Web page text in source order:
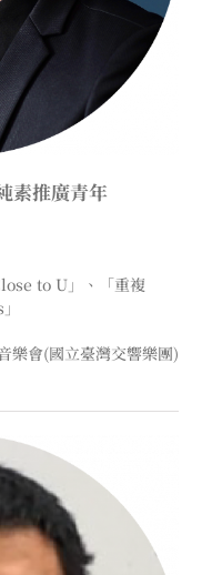
素推廣青年
to U」、「重複
樂會(國立臺灣交響樂團)